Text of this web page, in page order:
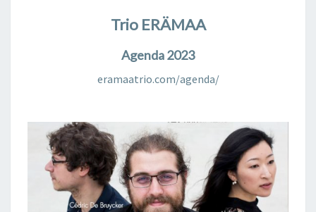
Trio ERÄMAA
Agenda 2023
eramaatrio.com/agenda/